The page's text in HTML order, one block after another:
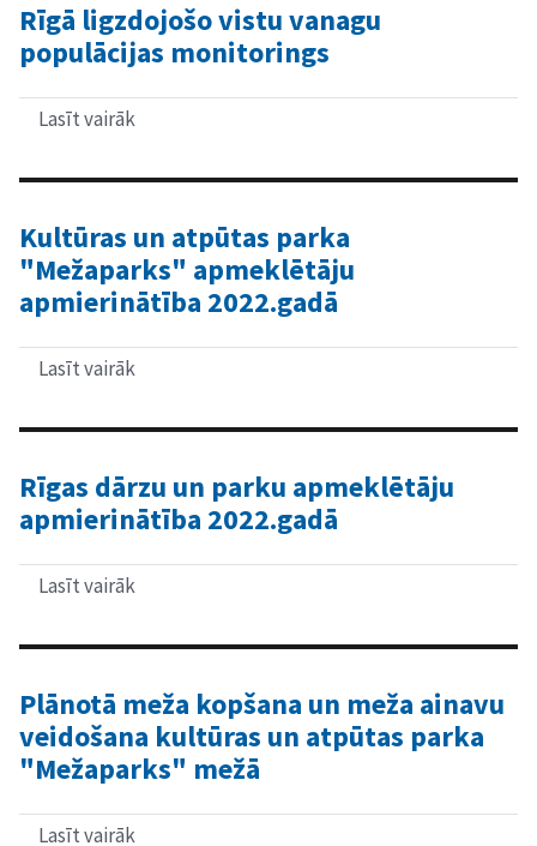
Rīgā ligzdojošo vistu vanagu
populācijas monitorings
Lasīt vairāk
vistu
populācijas
monitorings
Kultūras un atpūtas parka
"Mežaparks" apmeklētāju
apmierinātība 2022.gadā
Lasīt vairāk
atpūtas
"Mežaparks"
apmeklētāju
apmierinātība
Rīgas dārzu un parku apmeklētāju
apmierinātība 2022.gadā
Lasīt vairāk
un
apmeklētāju
apmierinātība
2022.gadā
Plānotā meža kopšana un meža ainavu
veidošana kultūras un atpūtas parka
"Mežaparks" mežā
Lasīt vairāk